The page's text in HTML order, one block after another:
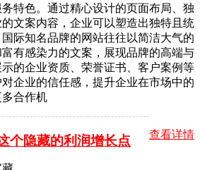
特色。通过精心设计的页面布局、独
文案内容，企业可以塑造出独特且统
际知名品牌的网站往往以简洁大气的
有感染力的文案，展现品牌的高端与
的企业资质、荣誉证书、客户案例等
企业的信任感，提升企业在市场中的
合作机
查看详情
个隐藏的利润增长点